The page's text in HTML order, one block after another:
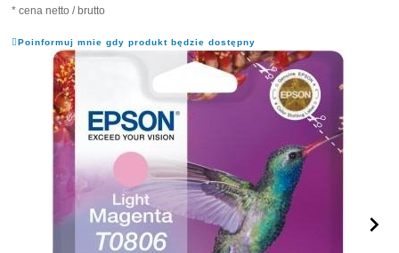
* cena netto / brutto
Poinformuj mnie gdy produkt będzie dostępny